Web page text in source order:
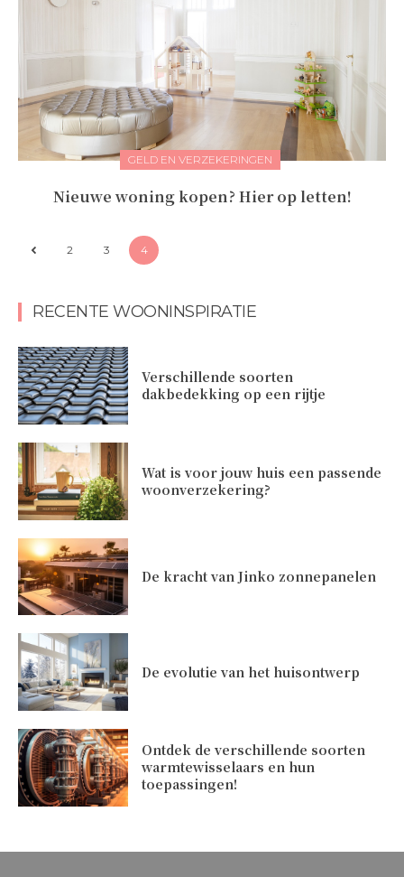
GELD EN VERZEKERINGEN
Nieuwe woning kopen? Hier op letten!
2 3 4
RECENTE WOONINSPIRATIE
Verschillende soorten
dakbedekking op een rijtje
Wat is voor jouw huis een passende
woonverzekering?
De kracht van Jinko zonnepanelen
De evolutie van het huisontwerp
Ontdek de verschillende soorten
warmtewisselaars en hun
toepassingen!